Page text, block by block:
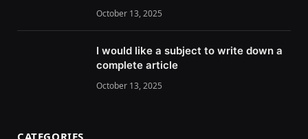
October 13, 2025
I would like a subject to write down a
complete article
October 13, 2025
CATEGORIES